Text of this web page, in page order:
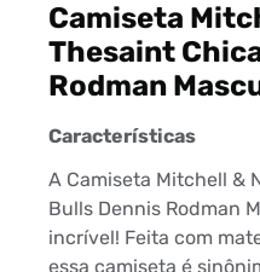
Camiseta
Thesaint
Rodman
Características
A Camiseta Mitchell &
Bulls Dennis Rodman
incrível! Feita com
essa camiseta é